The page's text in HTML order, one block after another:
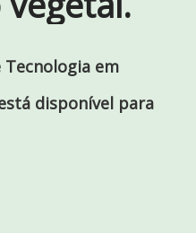
em
disponível para